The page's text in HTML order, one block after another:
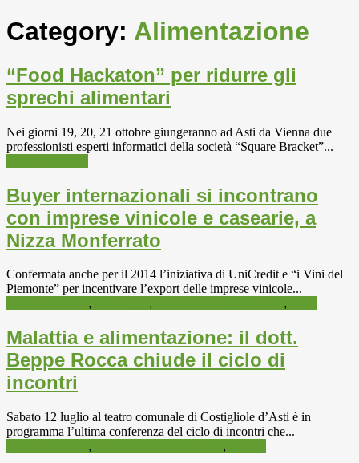
Category: Alimentazione
“Food Hackaton” per ridurre gli
sprechi alimentari
Nei giorni 19, 20, 21 ottobre giungeranno ad Asti da Vienna due
professionisti esperti informatici della società “Square Bracket”...
Buyer internazionali si incontrano
con imprese vinicole e casearie, a
Nizza Monferrato
Confermata anche per il 2014 l’iniziativa di UniCredit e “i Vini del
Piemonte” per incentivare l’export delle imprese vinicole...
, , ,
Malattia e alimentazione: il dott.
Beppe Rocca chiude il ciclo di
incontri
Sabato 12 luglio al teatro comunale di Costigliole d’Asti è in
programma l’ultima conferenza del ciclo di incontri che...
, ,